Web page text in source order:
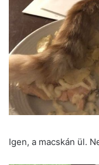
Igen, a macskán ül.